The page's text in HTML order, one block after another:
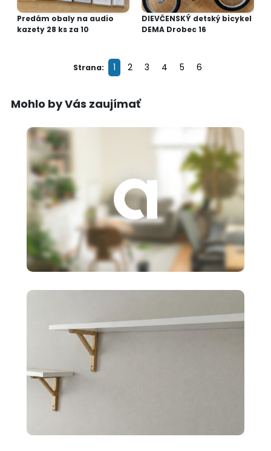
Predám obaly na audio
kazety 28 ks za 10
DIEVČENSKÝ detský bicykel
DEMA Drobec 16
Strana: 1 2 3 4 5 6
Mohlo by Vás zaujímať